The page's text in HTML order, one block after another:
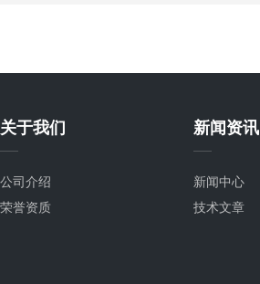
关于我们
公司介绍
荣誉资质
新闻资讯
新闻中心
技术文章